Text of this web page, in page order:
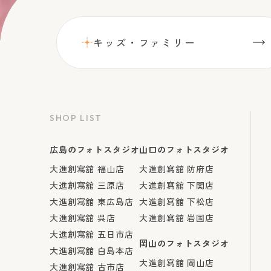
キッズ・ファミリー
SHOP LIST
広島のフォトスタジオ
大進創寫舘 福山店
大進創寫舘 三原店
大進創寫舘 東広島店
大進創寫舘 呉店
大進創寫舘 五日市店
大進創寫舘 白島本店
大進創寫舘 古市店
山口のフォトスタジオ
大進創寫舘 防府店
大進創寫舘 下関店
大進創寫舘 下松店
大進創寫舘 岩国店
岡山のフォトスタジオ
大進創寫舘 岡山店